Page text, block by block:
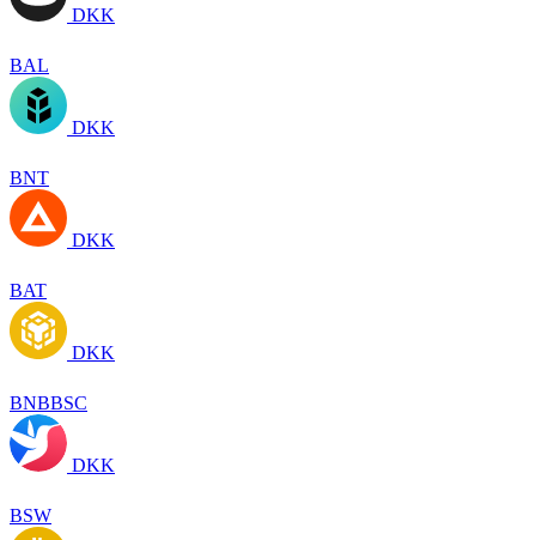
DKK
BAL
DKK
BNT
DKK
BAT
DKK
BNBBSC
DKK
BSW